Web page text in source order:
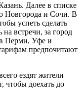
Далее в списке
Новгорода и Сочи. В
успеть сделать
на встречи, за город
Перми, Уфе и
предпочитают
ездят жители
чтобы доехать до